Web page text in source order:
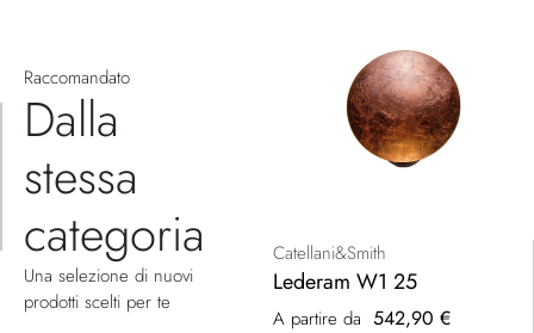
Raccomandato
Dalla
stessa
categoria
Una selezione di nuovi
prodotti scelti per te
Catellani&Smith
Lederam W1 25
A partire da 542,90 €